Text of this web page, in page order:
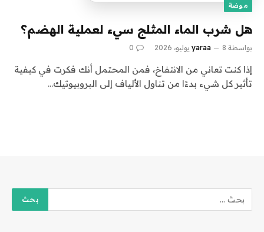
موضة
هل شرب الماء المثلج سيء لعملية الهضم؟
بواسطة yaraa 8 يوليو، 2026 0
إذا كنت تعاني من الانتفاخ، فمن المحتمل أنك فكرت في كيفية
تأثير كل شيء بدءًا من تناول الألياف إلى البروبيوتيك…